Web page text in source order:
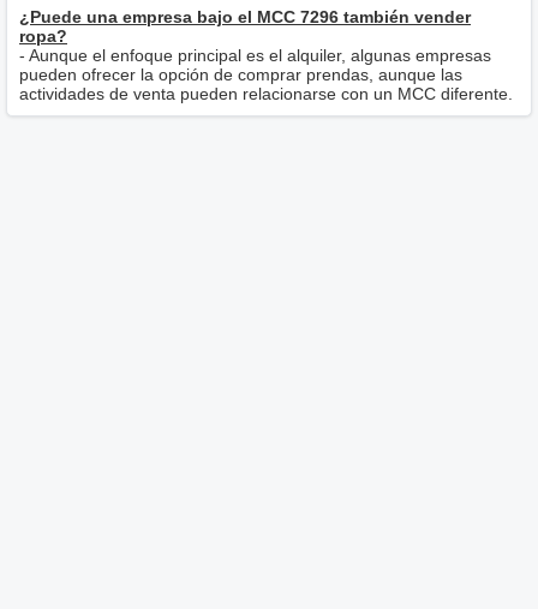
¿Puede una empresa bajo el MCC 7296 también vender
ropa?
- Aunque el enfoque principal es el alquiler, algunas empresas
pueden ofrecer la opción de comprar prendas, aunque las
actividades de venta pueden relacionarse con un MCC diferente.